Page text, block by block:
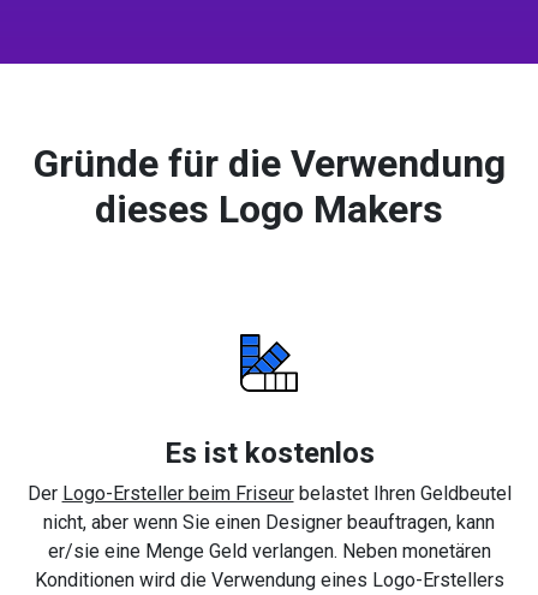
Gründe für die Verwendung
dieses Logo Makers
Es ist kostenlos
Der Logo-Ersteller beim Friseurbelastet Ihren Geldbeutel
nicht, aber wenn Sie einen Designer beauftragen, kann
er/sie eine Menge Geld verlangen. Neben monetären
Konditionen wird die Verwendung eines Logo-Erstellers